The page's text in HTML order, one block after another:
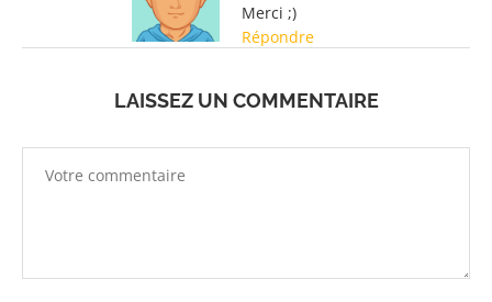
Merci ;)
Répondre
LAISSEZ UN COMMENTAIRE